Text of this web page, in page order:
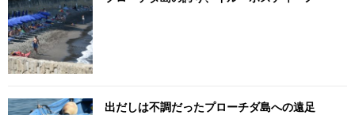
出だしは不調だったプローチダ島への遠足